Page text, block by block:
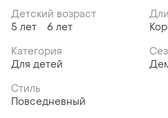
Детский возраст
5 лет
6 лет
Категория
Для детей
Стиль
Повседневный